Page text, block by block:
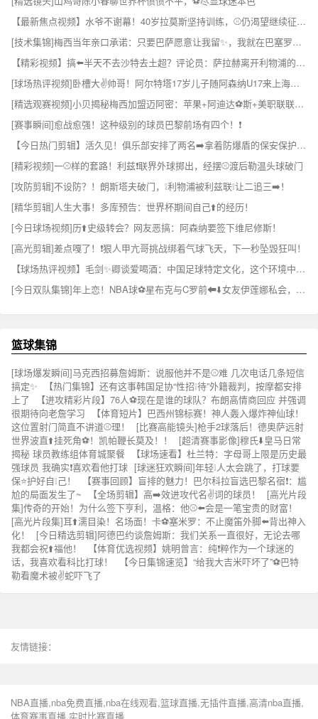
【最新焦点视频】水爷不谢幕！40岁拉莫斯坚持训练，⚾仍渴望继续征战赛场！
[技术集锦]梅西当年亲口承诺：只要巴萨愿意让我留✨，我就在巴塞罗那退役
【精彩视频】搞⬅️半天不去沙特去土超？评论员：萨拉赫离开利物浦的真⬅⬆️️相令人心酸
[球场热评视频]卧槽大✌️帅哥！阿尔特塔17岁儿子随阿森纳U17来上海参加比赛！
[精选观赛视频]小贝揭秘梅西加盟迈阿密：苹果+阿迪达⚽斯+美职联联手才✌️撬动梅西
[赛事瞬间]愈战愈强！这种级别的球员巴黎前场有四个！❗
【今日热门剪辑】活久见！俱乐部安排了两名➡️拿着防爆盾的保安保护帕⬇️雷德斯！
[精彩视频]一⚾样的套路！利兹❗联界外球掷出，经摆⚾渡后勒温头球破门
[攻防剪辑]不设防？！朗斯塔夫破门，❕利物浦被利兹联❕让二追三➡️！
[精华剪辑]人生大事！多库预告：世界杯期间自己⬆️的经历！
[今日球场视频]历⬆️史级转会？网友恶搞：阿森纳要签下维尼修斯！
[高光剪辑]差点嘎了！❗狠人甲亢哥挑战绑着气球飞天，下一秒坠毁狂叫！
【球场热评视频】毛剑✨卿谈爱喝酒：中国足球特定文化，这个环境中肯定会有诱惑
[今日双队集锦]年上恋！NBA球⚽星布克与C罗前⬅⬇️️女友伊莲娜私会，俩人相差10岁
篮球集锦
[球场爆发瞬间]马克西招募詹姆斯：说服他并不是⚾难 几次电话几条短信
搞定✨
【热门集锦】还有这事韩国足协“性招❕待”外籍裁判，按摩都安排
上了
【进攻精彩片段】76人⚽现在是谁的球队？布朗高情商回应 并强调
很期待向老詹学习
【体育短片】巴西州锦标赛！神人轰入爆炸神仙球！
这位置射门简直不讲道⚾理！
[比赛高能镜头]枪手2球落后！德奥萨远射
世界波直⬆️挂死角⚽！凯帕鞭长莫及！！
[超清赛事影像]穆氏⬇️皇马日常
揭秘 球员教练组体育城聚餐
【球场速看】杜兰特：字母哥上限是历史最
强球员 我确实❗喜欢看他打球 [球迷狂欢瞬间]年轻❕人太会跳了，打球要
保⭐护好自❕己！
【赛事回顾】盲排的魅力！巴尔科拉盲选巴黎名宿❗：尴
尬的局面发生了~
【全场剪辑】高➡️效进攻代名✌️词的球员！
[高光片段
集]传奇的开始！为什么签下亨利，温格：他⚾⬅️会是一笔宝贵的财富！
[高光片段集]耳⬆️濡目染！名场面！卡⚽塞米罗：不止魔笛外脚⬅️背出神入
化！
[今日精选剪辑]阿德巴约谈詹姆斯：我们关系一直很好，无论去哪
我都会祝⬆️福他！
【体育优选视频】姚明曾言：纯❗粹作为一个球迷的
话，我喜欢看科比打球！
【今日集锦速览】“给我大吉米吓坏了”⚽巴特
勒看魔术被✌️蛇吓飞了
友情链接：
NBA直播,nba免费直播,nba在线观看,篮球直播,无插件直播,高清nba直播,
体育赛事直播,实时比赛直播